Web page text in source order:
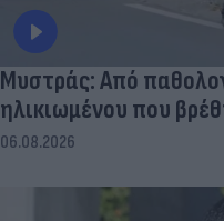
Μυστράς: Από
ηλικιωμένου που
06.08.2026